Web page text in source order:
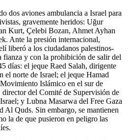
dos aviones ambulancia a Israel para
gravemente heridos: Uğur
Kurt, Çelebi Bozan, Ahmet Ayhan
Ante la presión internacional,
liberó a los ciudadanos palestinos-
fianza y con la prohibición de salir del
días: el jeque Raed Salah, dirigente
el norte de Israel; el jeque Hamad
Islámico en el sur de
del Comité de Supervisión de
y Lubna Masarwa del Free Gaza
Al Quds. Sin embargo, se mantienen
la de que pusieron en peligro las